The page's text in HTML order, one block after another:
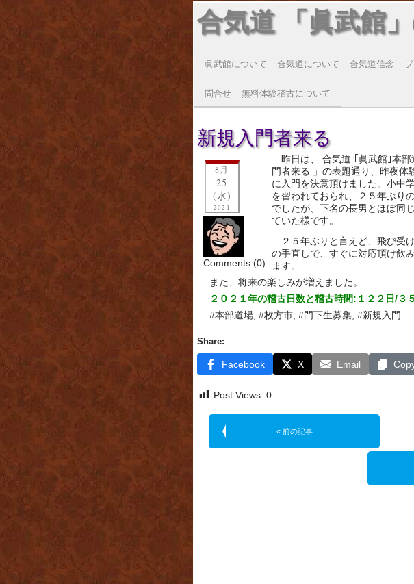
合気道 「眞武館
眞武館について 合気道について 合気道信念
問合せ 無料体験稽古について
新規入門者来る
8月
25
(水)
2021
Comments (0)
昨日は、 合気道 ｢眞武館｣本
門者来る 」の表題通り、昨夜体
に入門を決意頂けました。小中
を習われておられ、２５年ぶり
でしたが、下名の長男とほぼ同
ていた様です。
２５年ぶりと言えど、飛び受
の手直しで、すぐに対応頂け飲
ます。
また、将来の楽しみが増えました。
２０２１年の稽古日数と稽古時間:１２２ 日/３
#本部道場, #枚方市, #門下生募集, #新規入門
Share:
Facebook X Email
Post Views: 0
« 前の記事